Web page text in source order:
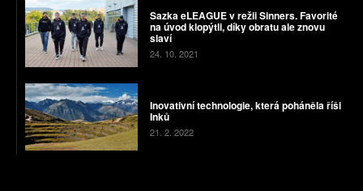
Sazka eLEAGUE v režii Sinners. Favorité
na úvod klopýtli, díky obratu ale znovu
slaví
24. 10. 2021
Inovativní technologie, která poháněla říši
Inků
21. 2. 2022